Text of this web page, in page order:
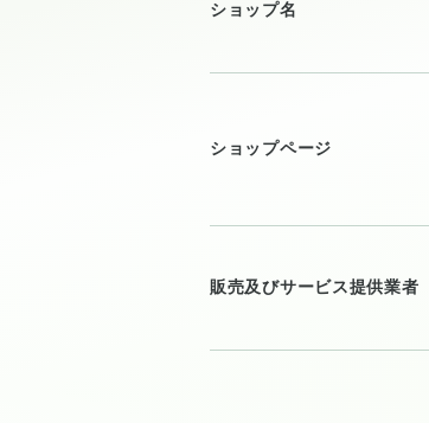
ショップ名
ショップページ
販売及びサービス提供業者